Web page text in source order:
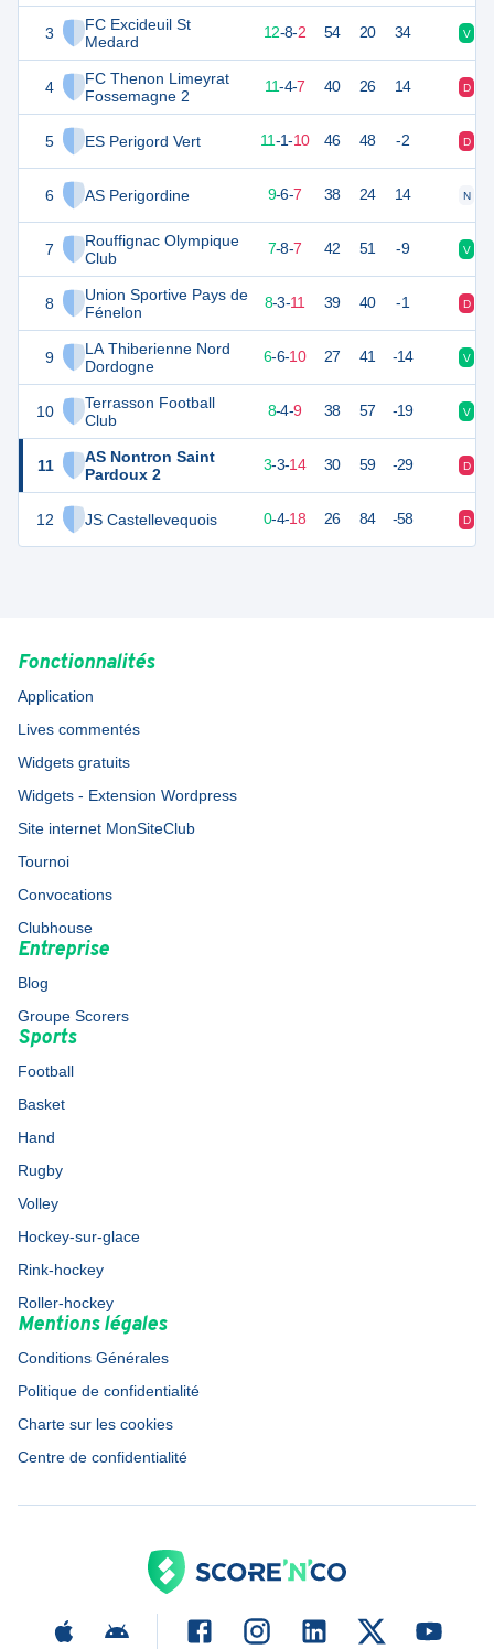
3
FC Excideuil St
Medard
4
FC Thenon Limeyrat
Fossemagne 2
5 ES Perigord Vert
6 AS Perigordine
7
Rouffignac Olympique
Club
8
Union Sportive Pays de
Fénelon
9
LA Thiberienne Nord
Dordogne
10
Terrasson Football
Club
11
AS Nontron Saint
Pardoux 2
12 JS Castellevequois
12-8-2 54 20 34 V
37 22 11-4-7 40 26 14 D
34 11-1-10 46 48 -2 D
9-6-7 38 24 14 N
29 22 7-8-7 42 51 -9 V
27 22 8-3-11 39 40 -1 D
24 22 6-6-10 27 41 -14 V
21 8-4-9 38 57 -19 V
9 3-3-14 30 59 -29 D
2 0-4-18 26 84 -58 D
Fonctionnalités
Application
Lives commentés
Widgets gratuits
Widgets - Extension Wordpress
Site internet MonSiteClub
Tournoi
Convocations
Clubhouse
Entreprise
Blog
Groupe Scorers
Sports
Football
Basket
Hand
Rugby
Volley
Hockey-sur-glace
Rink-hockey
Roller-hockey
Mentions légales
Conditions Générales
Politique de confidentialité
Charte sur les cookies
Centre de confidentialité